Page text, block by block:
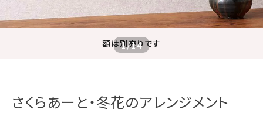
実店舗案内
額は別売りです
1/14
さくらあーと・冬花のアレンジメント